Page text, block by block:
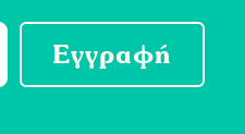
Εγγραφή